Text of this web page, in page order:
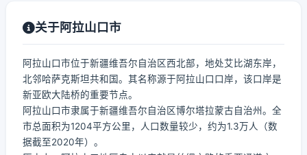
关于阿拉山口市
阿拉山口市位于新疆维吾尔自治区西北部，地处艾比湖东岸，
北邻哈萨克斯坦共和国。其名称源于阿拉山口口岸，该口岸是
新亚欧大陆桥的重要节点。
阿拉山口市隶属于新疆维吾尔自治区博尔塔拉蒙古自治州。全
市总面积为1204平方公里，人口数量较少，约为1.3万人（数
据截至2020年）。